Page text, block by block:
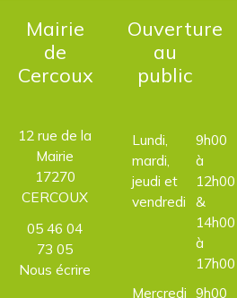
Mairie
de
Cercoux
12 rue de la
Mairie
17270
CERCOUX
05 46 04
73 05
Nous écrire
Ouverture
au
public
Lundi,
mardi,
jeudi et
vendredi
9h00
à
12h00
&
14h00
à
17h00
Mercredi 9h00